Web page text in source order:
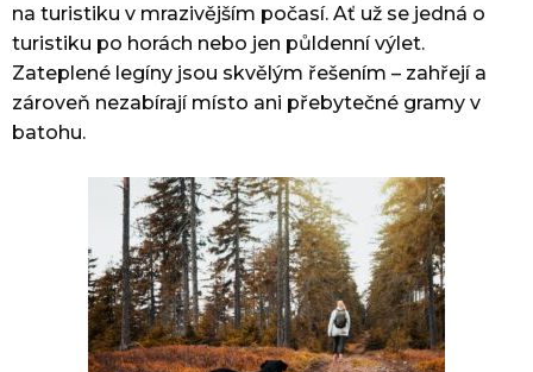
na turistiku v mrazivějším počasí. Ať už se jedná o
turistiku po horách nebo jen půldenní výlet.
Zateplené legíny jsou skvělým řešením – zahřejí a
zároveň nezabírají místo ani přebytečné gramy v
batohu.